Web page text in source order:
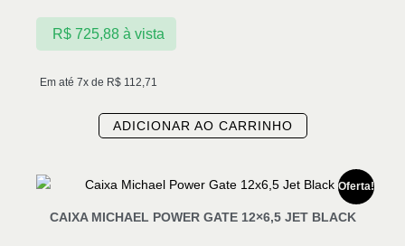
Em até 7x de R$ 112,71
R$725,88 à vista
ADICIONAR AO CARRINHO
Oferta!
CAIXA MICHAEL POWER GATE 12×6,5 JET BLACK